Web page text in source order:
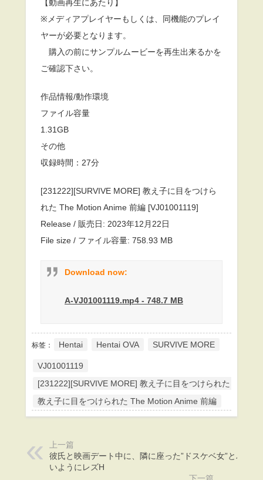
【動画再生にあたり】
※メディアプレイヤーもしくは、同機能のプレイ
ヤーが必要となります。
購入の前にサンプルムービーを再生出来るかを
ご確認下さい。
作品情報/動作環境
ファイル容量
1.31GB
その他
収録時間：27分
[231222][SURVIVE MORE] 教え子に目をつけら
れた The Motion Anime 前編 [VJ01001119]
Release / 販売日: 2023年12月22日
File size / ファイル容量: 758.93 MB
Download now:
A-VJ01001119.mp4 - 748.7 MB
标签： Hentai Hentai OVA SURVIVE MORE
VJ01001119
[231222][SURVIVE MORE] 教え子に目をつけられた The
教え子に目をつけられた The Motion Anime 前編
上一篇
彼氏と映画デート中に、隣に座った”ドスケベ女”とバレな
いようにレズH
下一篇